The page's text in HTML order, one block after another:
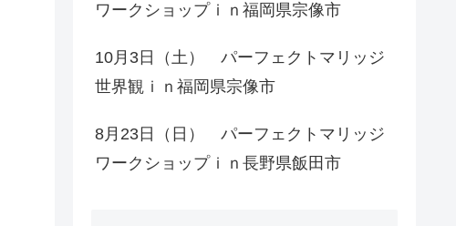
ワークショップｉｎ福岡県宗像市
10月3日（土） パーフェクトマリッジ
世界観ｉｎ福岡県宗像市
8月23日（日） パーフェクトマリッジ
ワークショップｉｎ長野県飯田市